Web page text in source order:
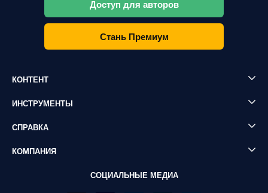
Доступ для авторов
Стань Премиум
КОНТЕНТ
ИНСТРУМЕНТЫ
СПРАВКА
КОМПАНИЯ
СОЦИАЛЬНЫЕ МЕДИА